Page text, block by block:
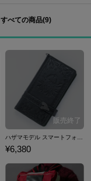
すべての商品(9)
¥6,380